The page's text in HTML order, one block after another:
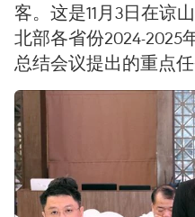
客。这是11月3日在谅
北部各省份2024-2025
总结会议提出的重点任